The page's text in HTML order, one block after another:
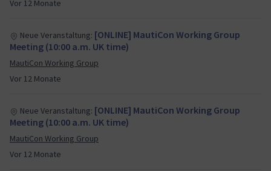
Vor 12 Monate
Vor 12 Monate
Neue Veranstaltung: [ONLINE] MautiCon Working Group
Meeting (10:00 a.m. UK time)
MautiCon Working Group
Vor 12 Monate
Neue Veranstaltung: [ONLINE] MautiCon Working Group
Meeting (10:00 a.m. UK time)
MautiCon Working Group